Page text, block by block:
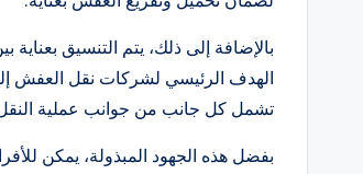
بالإضافة إلى ذلك، يتم التنسيق
الهدف الرئيسي لشركات نقل العفش
تشمل كل جانب من جوانب عملية
بفضل هذه الجهود المبذولة، يمكن